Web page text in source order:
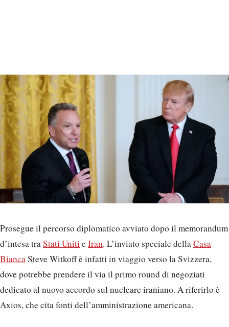
Prosegue il percorso diplomatico avviato dopo il memorandum
d’intesa traStati Uniti eIran. L’inviato speciale dellaCasa
BiancaSteve Witkoff è infatti in viaggio verso la Svizzera,
dove potrebbe prendere il via il primo round di negoziati
dedicato al nuovo accordo sul nucleare iraniano. A riferirlo è
Axios, che cita fonti dell’amministrazione americana.